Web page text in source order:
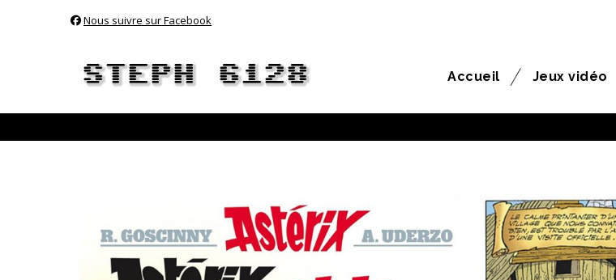
Nous suivre sur Facebook
Accueil Jeux vidéo